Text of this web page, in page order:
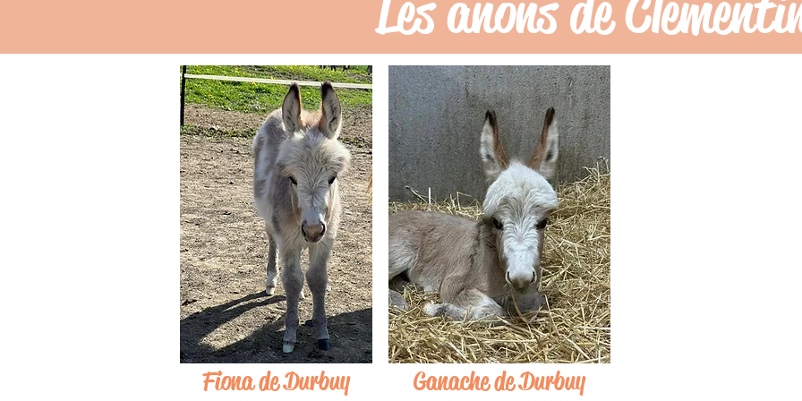
Fiona de Durbuy Ganache de Durbuy